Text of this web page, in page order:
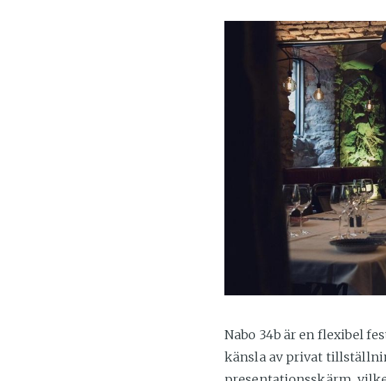
Nabo 34b är en flexibel
känsla av privat